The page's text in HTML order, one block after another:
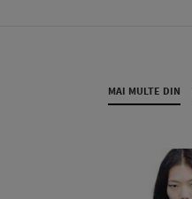
MAI MULTE DIN